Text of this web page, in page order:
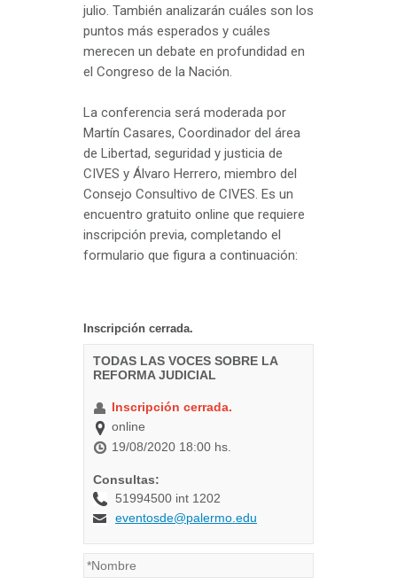
julio. También analizarán cuáles son los
puntos más esperados y cuáles
merecen un debate en profundidad en
el Congreso de la Nación.
La conferencia será moderada por
Martín Casares, Coordinador del área
de Libertad, seguridad y justicia de
CIVES y Álvaro Herrero, miembro del
Consejo Consultivo de CIVES. Es un
encuentro gratuito online que requiere
inscripción previa, completando el
formulario que figura a continuación: